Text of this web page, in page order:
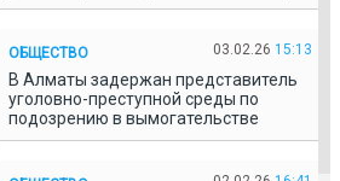
ОБЩЕСТВО 03.02.26 15:13
В Алматы задержан представитель
уголовно-преступной среды по
подозрению в вымогательстве